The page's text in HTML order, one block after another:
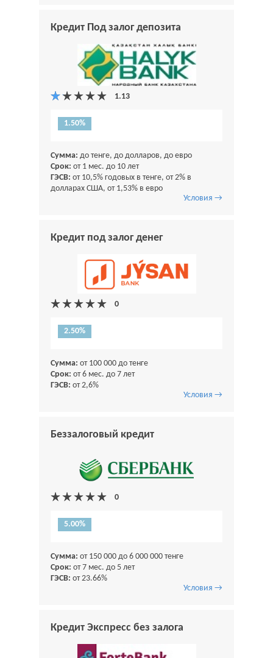
Кредит Под залог депозита
1.50%
Сумма: до тенге, до долларов, до евро
Срок: от 1 мес. до 10 лет
ГЭСВ: от 10,5% годовых в тенге, от 2% в
долларах США, от 1,53% в евро
Условия →
Кредит под залог денег
2.50%
Сумма: от 100 000 до тенге
Срок: от 6 мес. до 7 лет
ГЭСВ: от 2,6%
Условия →
Беззалоговый кредит
5.00%
Сумма: от 150 000 до 6 000 000 тенге
Срок: от 7 мес. до 5 лет
ГЭСВ: от 23.66%
Условия →
Кредит Экспресс без залога